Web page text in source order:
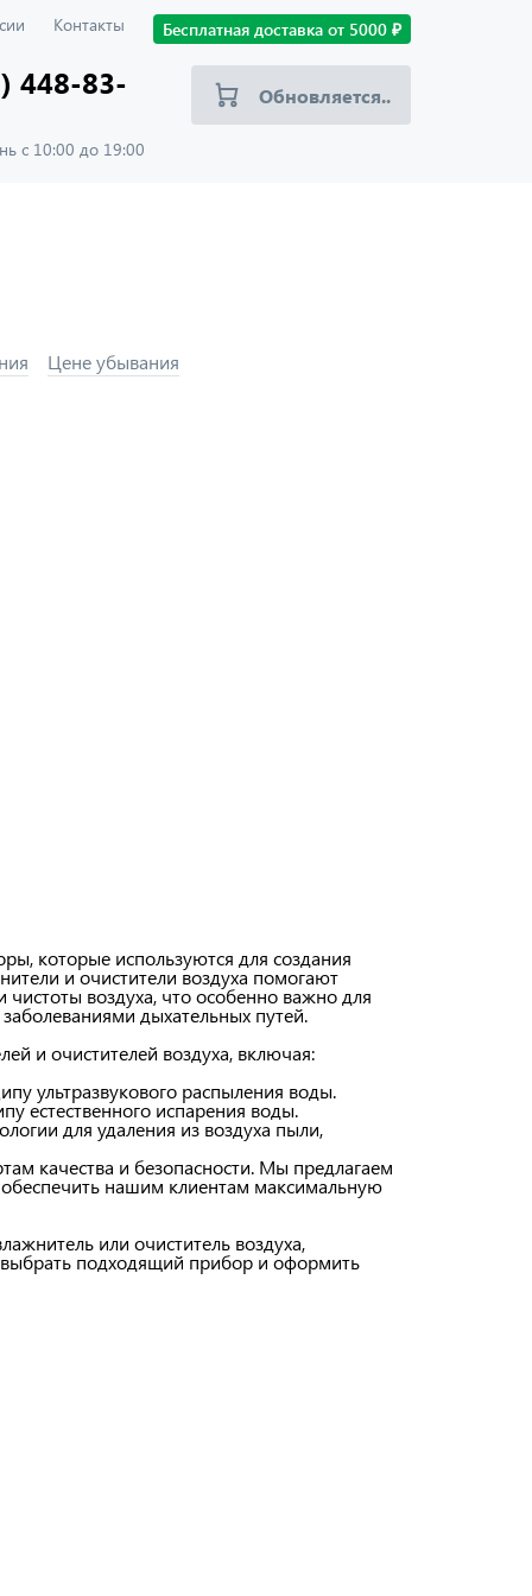
Контакты Бесплатная доставка от 5000 ₽
448-83-
с 10:00 до 19:00
Обновляется..
Цене убывания
которые используются для создания
и очистители воздуха помогают
воздуха, что особенно важно для
дыхательных путей.
и очистителей воздуха, включая:
ультразвукового распыления воды.
естественного испарения воды.
для удаления из воздуха пыли,
качества и безопасности. Мы предлагаем
нашим клиентам максимальную
или очиститель воздуха,
подходящий прибор и оформить